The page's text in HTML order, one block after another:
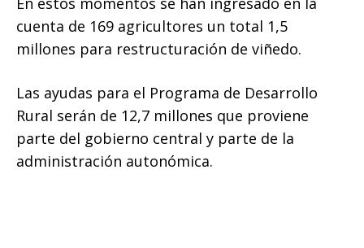
cuenta de 169 agricultores un total 1,5
millones para restructuración de viñedo.
Las ayudas para el Programa de Desarrollo
Rural serán de 12,7 millones que proviene
parte del gobierno central y parte de la
administración autonómica.